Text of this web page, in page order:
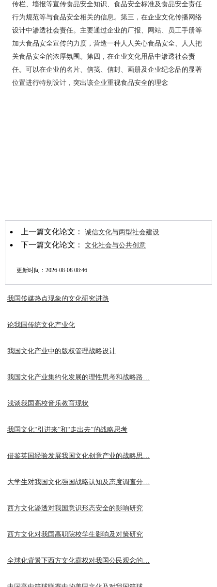
传栏、墙报等宣传食品安全知识、食品安全标准及食品安全责任
行为规范等与食品安全相关的信息。第三，在企业文化传播网络
设计中渗透社会责任。主要通过企业的厂报、网站、员工手册等
加大食品安全宣传的力度，营造一种人人关心食品安全、人人把
关食品安全的浓厚氛围。第四，在企业文化用品中渗透社会责
任。可以在企业的名片、信笺、信封、画册及企业纪念品的显著
位置进行特别设计，突出该企业重视食品安全的理念
上一篇文化论文： 诚信文化与两型社会建设
下一篇文化论文： 文化社会与公共创意
更新时间： 2026-08-08 08:46
我国传媒热点现象的文化研究进路
论我国传统文化产业化
我国文化产业中的版权管理战略设计
我国文化产业集约化发展的理性思考和战略路…
浅谈我国高校音乐教育现状
我国文化“引进来”和“走出去”的战略思考
借鉴英国经验发展我国文化创意产业的战略思…
大学生对我国文化强国战略认知及态度调查分…
西方文化渗透对我国意识形态安全的影响研究
西方文化对我国高职院校学生影响及对策研究
全球化背景下西方文化霸权对我国公民观念的…